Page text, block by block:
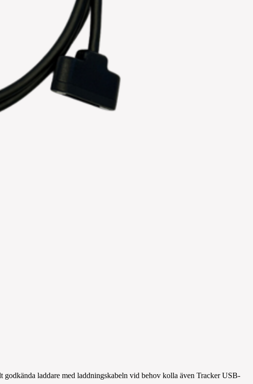
laddare med laddningskabeln vid behov kolla även Tracker USB-